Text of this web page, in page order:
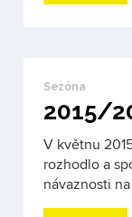
Sezóna
2015/
V květnu
rozhodlo a
návaznosti